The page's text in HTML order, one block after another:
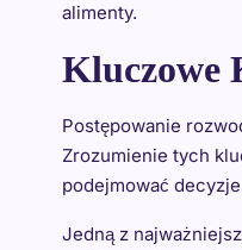
alimenty.
Kluczowe
Postępowanie
Zrozumienie tych
podejmować
Jedną z